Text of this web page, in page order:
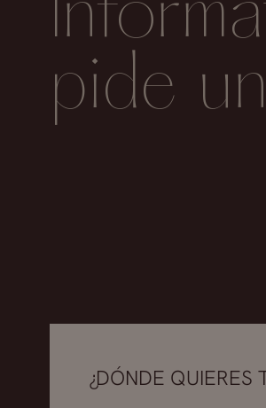
-La mayoría de los
dolosos; pero
deforma y aumenta el
quede piel redundante
conserva un volumen
pide
¿DÓNDE QUIERES